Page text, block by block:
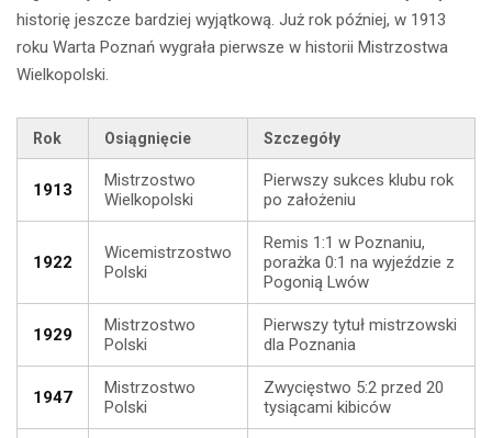
historię jeszcze bardziej wyjątkową. Już rok później, w 1913
roku Warta Poznań wygrała pierwsze w historii Mistrzostwa
Wielkopolski.
Rok Osiągnięcie Szczegóły
1913
Mistrzostwo
Wielkopolski
Pierwszy sukces klubu rok
po założeniu
1922
Wicemistrzostwo
Polski
Remis 1:1 w Poznaniu,
porażka 0:1 na wyjeździe z
Pogonią Lwów
1929
Mistrzostwo
Polski
Pierwszy tytuł mistrzowski
dla Poznania
1947
Mistrzostwo
Polski
Zwycięstwo 5:2 przed 20
tysiącami kibiców